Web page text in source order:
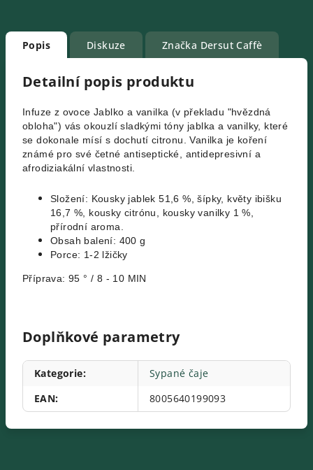
Popis Diskuze Značka Dersut Caffè
Detailní popis produktu
Infuze z ovoce Jablko a vanilka (v překladu "hvězdná
obloha") vás okouzlí sladkými tóny jablka a vanilky, které
se dokonale mísí s dochutí citronu. Vanilka je koření
známé pro své četné antiseptické, antidepresivní a
afrodiziakální vlastnosti.
Složení: Kousky jablek 51,6 %, šípky, květy ibišku
16,7 %, kousky citrónu, kousky vanilky 1 %,
přírodní aroma.
Obsah balení: 400 g
Porce: 1-2 lžičky
Příprava: 95 ° / 8 - 10 MIN
Doplňkové parametry
Kategorie:
Sypané čaje
EAN: 8005640199093